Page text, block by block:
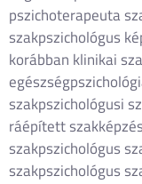
pszichoterapeuta
szakpszichológus
korábban klinikai
szakpszichológusi
ráépített
szakpszichológus
szakpszichológus